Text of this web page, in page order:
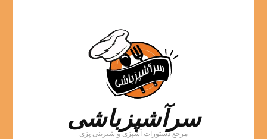
سرآشپزباشی
مرجع دستورات آشپزی و شیرینی پزی